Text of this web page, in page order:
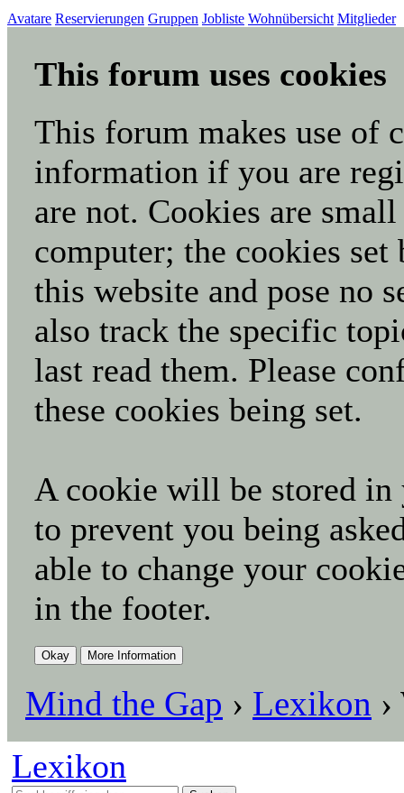
Avatare Reservierungen Gruppen Jobliste Wohnübersicht Mitglieder
This forum uses cookies
This forum makes use of
information if you are
are not. Cookies are
computer; the cookies
this website and pose no
also track the specific
last read them. Please
these cookies being set.
A cookie will be stored in
to prevent you being
able to change your
in the footer.
Mind the Gap › Lexikon ›
Lexikon